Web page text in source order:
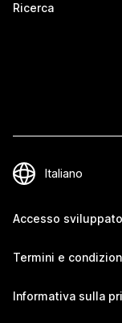
Ricerca
Accesso
Termini e
Informativa sulla